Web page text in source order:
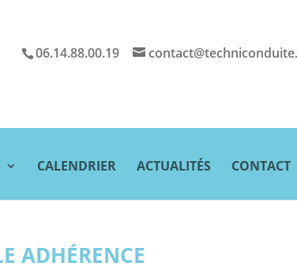
06.14.88.00.19
CALENDRIER ACTUALITÉS CONTACT
ADHÉRENCE